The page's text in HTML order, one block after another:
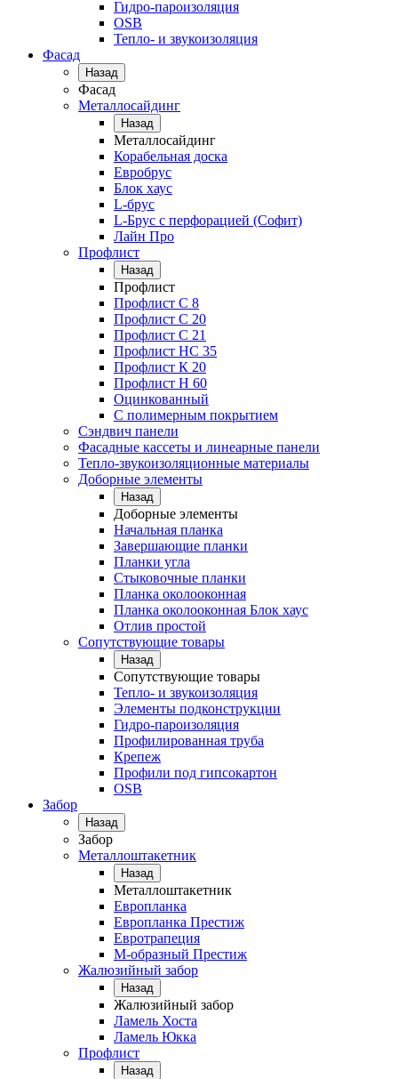
Гидро-пароизоляция
OSB
Тепло- и звукоизоляция
Фасад
Назад
Фасад
Металлосайдинг
Назад
Металлосайдинг
Корабельная доска
Евробрус
Блок хаус
L-брус
L-Брус с перфорацией (Софит)
Лайн Про
Профлист
Назад
Профлист
Профлист С 8
Профлист С 20
Профлист C 21
Профлист НС 35
Профлист К 20
Профлист Н 60
Оцинкованный
С полимерным покрытием
Сэндвич панели
Фасадные кассеты и линеарные панели
Тепло-звукоизоляционные материалы
Доборные элементы
Назад
Доборные элементы
Начальная планка
Завершающие планки
Планки угла
Стыковочные планки
Планка околооконная
Планка околооконная Блок хаус
Отлив простой
Сопутствующие товары
Назад
Сопутствующие товары
Тепло- и звукоизоляция
Элементы подконструкции
Гидро-пароизоляция
Профилированная труба
Крепеж
Профили под гипсокартон
OSB
Забор
Назад
Забор
Металлоштакетник
Назад
Металлоштакетник
Европланка
Европланка Престиж
Евротрапеция
М-образный Престиж
Жалюзийный забор
Назад
Жалюзийный забор
Ламель Хоста
Ламель Юкка
Профлист
Назад